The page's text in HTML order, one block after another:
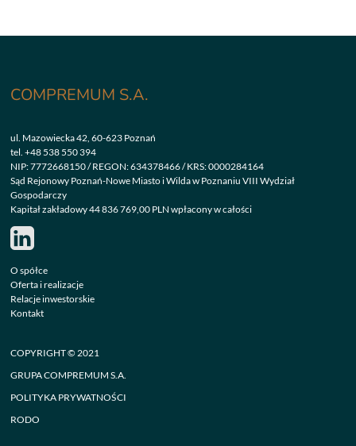
COMPREMUM S.A.
ul. Mazowiecka 42, 60-623 Poznań
tel.+48 538 550 394
NIP: 7772668150 / REGON: 634378466 / KRS: 0000284164
Sąd Rejonowy Poznań-Nowe Miasto i Wilda w Poznaniu VIII Wydział
Gospodarczy
Kapitał zakładowy 44 836 769,00 PLN wpłacony w całości
O spółce
Oferta i realizacje
Relacje inwestorskie
Kontakt
COPYRIGHT © 2021
GRUPA COMPREMUM S.A.
POLITYKA PRYWATNOŚCI
RODO